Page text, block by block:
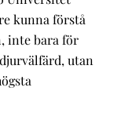
kunna förstå
inte bara för
utan